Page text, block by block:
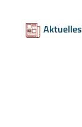
Aktuelles